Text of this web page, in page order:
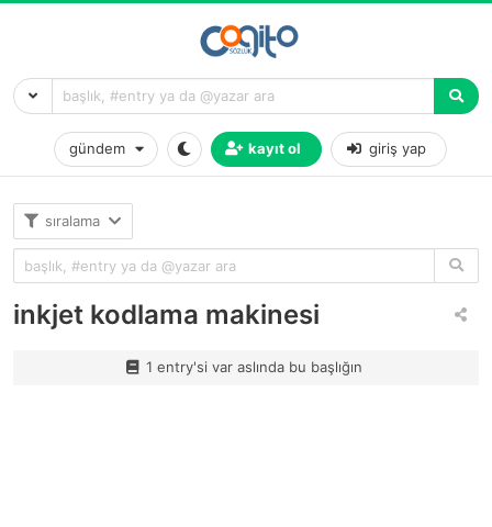
gündem kayıt ol giriş yap
sıralama
inkjet kodlama makinesi
1 entry'si var aslında bu başlığın